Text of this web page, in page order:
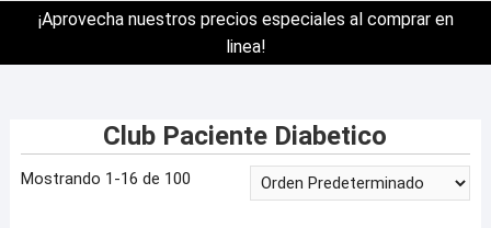
¡Aprovecha nuestros precios especiales al comprar en
linea!
Club Paciente Diabetico
Mostrando 1-16 de 100